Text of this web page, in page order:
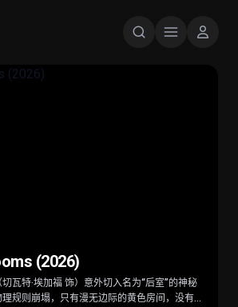
(2026)
其来的劲敌突袭家园，卡拉·佐-艾尔（米莉·
是“超级少女”——不得不与一位意想不到的同
(2026)
瓦特·埃加福 饰）意外切入名为“后室”的神秘
规则崩塌，只有漫无边际的黄色房间，没有
工王伟（谢苗 饰）因女儿雨晴（杨恩又 饰）
联手寻妻记者纳文（林科灯 饰）组成生死同
& Grogu (2026)
“最强奶爸”丁·贾伦（佩德罗·帕斯卡 饰）与
非血缘父子并肩登场。冷峻坚毅的赏金猎人丁